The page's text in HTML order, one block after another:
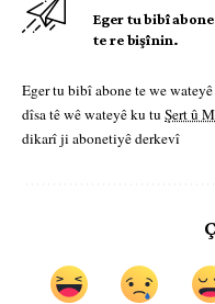
Eger tu bibî
te re bişînin.
Eger tu bibî abone te we
dîsa tê wê wateyê ku tu Şert û
dikarî ji abonetiyê derkevî